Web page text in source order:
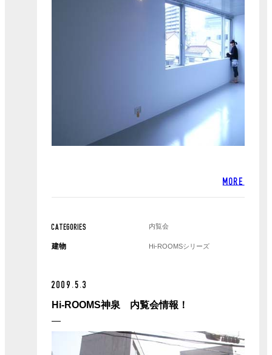
MORE
CATEGORIES 内覧会
建物 Hi-ROOMSシリーズ
2009.5.3
Hi-ROOMS神泉 内覧会情報！